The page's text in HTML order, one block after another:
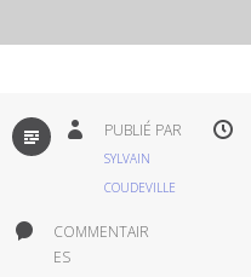
PAR
DÉFAUT
PUBLIÉ PAR
SYLVAIN
COUDEVILLE
COMMENTAIR
ES